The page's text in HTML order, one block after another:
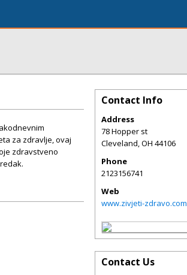
za zdravlje, ovaj
zdravstveno
Contact Info
Address
78 Hopper st
Cleveland,OH 44106
Phone
2123156741
Web
www.zivjeti-zdravo.com
Contact Us